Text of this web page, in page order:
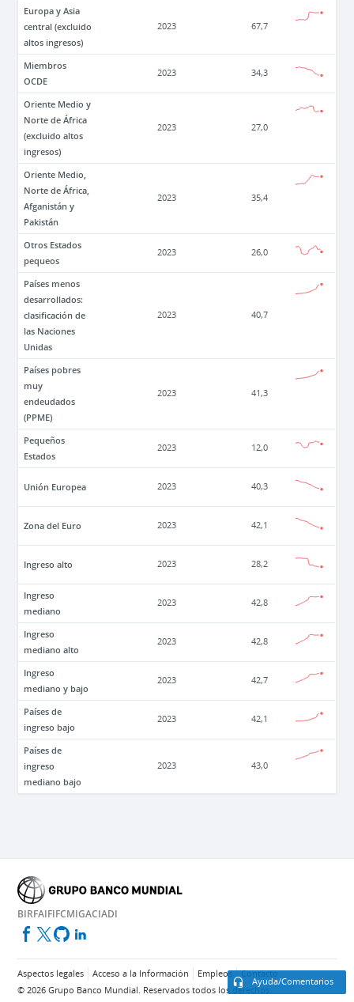
Europa y Asia
central (excluido
altos ingresos)
2023 67,7
Miembros
OCDE
2023 34,3
Oriente Medio y
Norte de África
(excluido altos
ingresos)
2023 27,0
Oriente Medio,
Norte de África,
Afganistán y
Pakistán
2023 35,4
Otros Estados
pequeos
2023 26,0
Países menos
desarrollados:
clasificación de
las Naciones
Unidas
2023 40,7
Países pobres
muy
endeudados
(PPME)
2023 41,3
Pequeños
Estados
2023 12,0
Unión Europea 2023 40,3
Zona del Euro 2023 42,1
Ingreso alto 2023 28,2
Ingreso
mediano
2023 42,8
Ingreso
mediano alto
2023 42,8
Ingreso
mediano y bajo
2023 42,7
Países de
ingreso bajo
2023 42,1
Países de
ingreso
mediano bajo
2023 43,0
Ayuda/Comentarios
BIRFAIFIFCMIGACIADI
Aspectos legales Acceso a la Información Empleos
©2026 Grupo Banco Mundial. Reservados todos los derechos.